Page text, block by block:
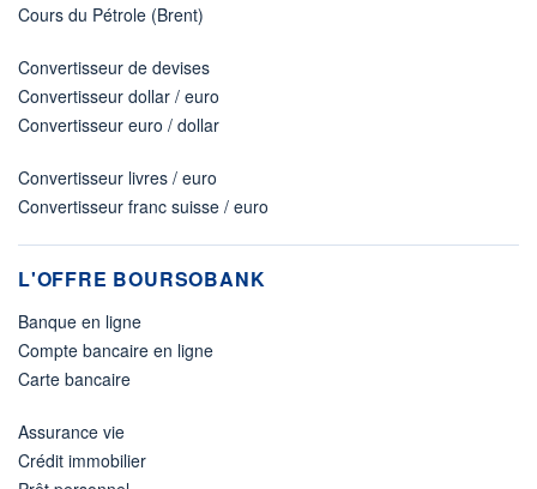
Cours du Pétrole (Brent)
Convertisseur de devises
Convertisseur dollar / euro
Convertisseur euro / dollar
Convertisseur livres / euro
Convertisseur franc suisse / euro
L'OFFRE BOURSOBANK
Banque en ligne
Compte bancaire en ligne
Carte bancaire
Assurance vie
Crédit immobilier